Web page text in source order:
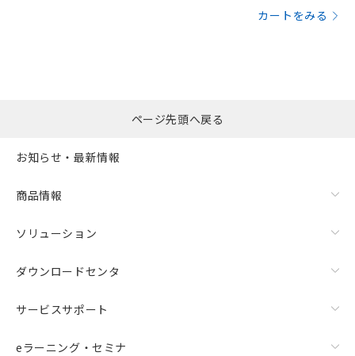
カートをみる
ページ先頭へ戻る
お知らせ・最新情報
商品情報
ソリューション
ダウンロードセンタ
サービスサポート
eラーニング・セミナ